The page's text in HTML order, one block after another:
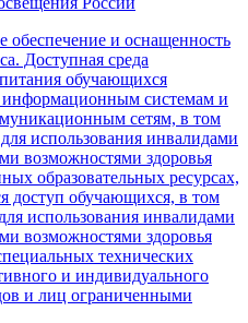
обеспечение и оснащенность
Доступная среда
обучающихся
системам и
сетям, в том
использования инвалидами
возможностями здоровья
образовательных ресурсах,
доступ обучающихся, в том
использования инвалидами
возможностями здоровья
технических
и индивидуального
и лиц ограниченными